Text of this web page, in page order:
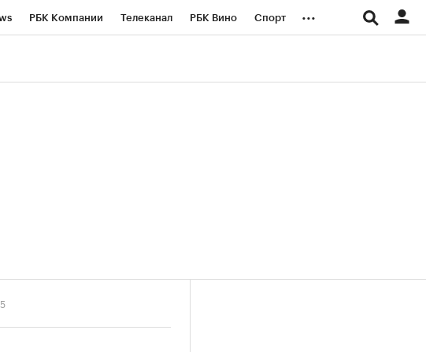
РБК Компании Телеканал РБК Вино Спорт ...